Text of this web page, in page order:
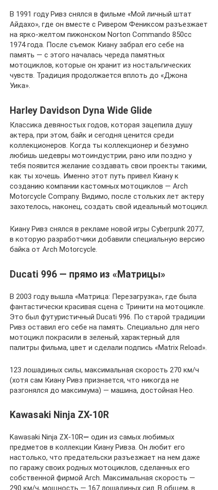
В 1991 году Ривз снялся в фильме «Мой личный штат
Айдахо», где он вместе с Ривером Фениксом разъезжает
на ярко-желтом пижонском Norton Commando 850cc
1974 года. После съемок Киану забрал его себе на
память — с этого началась череда памятных
мотоциклов, которые он хранит из ностальгических
чувств. Традиция продолжается вплоть до «Джона
Уика».
Harley Davidson Dyna Wide Glide
Классика девяностых годов, которая зацепила душу
актера, при этом, байк и сегодня ценится среди
коллекционеров. Когда ты коллекционер и безумно
любишь шедевры мотоиндустрии, рано или поздно у
тебя появится желание создавать свои проекты такими,
как ты хочешь. Именно этот путь привел Киану к
созданию компании кастомных мотоциклов — Arch
Motorcycle Company. Видимо, после стольких лет актеру
захотелось, наконец, создать свой идеальный мотоцикл.
Киану Ривз снялся в рекламе новой игры Cyberpunk 2077,
в которую разработчики добавили специальную версию
байка от Arch Motorcycle.
Ducati 996 — прямо из «Матрицы»
В 2003 году вышла «Матрица: Перезагрузка», где была
фантастически красивая сцена с Тринити на мотоцикле.
Это был футуристичный Ducati 996. По старой традиции
Ривз оставил его себе на память. Специально для него
мотоцикл покрасили в зеленый, характерный для
палитры фильма, цвет и сделали подпись «Matrix Reload».
123 лошадиных силы, максимальная скорость 270 км/ч
(хотя сам Киану Ривз признается, что никогда не
разгонялся до максимума) — машина, достойная Нео.
Kawasaki Ninja ZX-10R
Kawasaki Ninja ZX-10R— один из самых любимых
предметов в коллекции Киану Ривза. Он любит его
настолько, что предательски разъезжает на нем даже
по гаражу своих родных мотоциклов, сделанных его
собственной фирмой Arch. Максимальная скорость —
290 км/ч, мощность — 167 лошадиных сил. В общем, в